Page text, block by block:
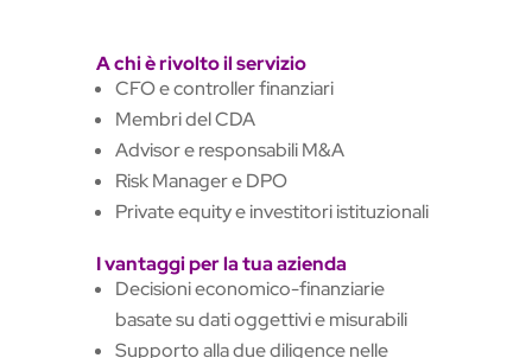
A chi è rivolto il servizio
CFO e controller finanziari
Membri del CDA
Advisor e responsabili M&A
Risk Manager e DPO
Private equity e investitori istituzionali
I vantaggi per la tua azienda
Decisioni economico-finanziarie
basate su dati oggettivi e misurabili
Supporto alla due diligence nelle